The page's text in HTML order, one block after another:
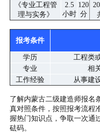
《专业工程管
理与实务》
2.5
小时
120
分
报考条件
学历
工程类
专业
相
工作经验
从事建
了解内蒙古二级建造师报名
真对照条件，按照报考流程
握热门知识点，争取一次通
砝码。